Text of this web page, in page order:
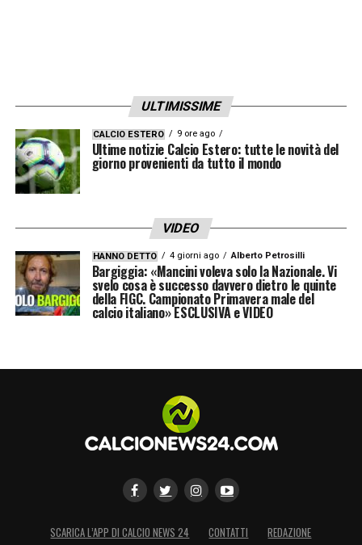
ULTIMISSIME
CALCIO ESTERO 9 ore ago
Ultime notizie Calcio Estero: tutte le novità del
giorno provenienti da tutto il mondo
VIDEO
HANNO DETTO 4 giorni ago Alberto Petrosilli
Bargiggia: «Mancini voleva solo la Nazionale. Vi
svelo cosa è successo davvero dietro le quinte
della FIGC. Campionato Primavera male del
calcio italiano» ESCLUSIVA e VIDEO
SCARICA L’APP DI CALCIO NEWS 24 CONTATTI REDAZIONE